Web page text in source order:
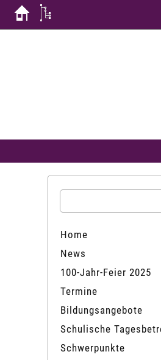
Home
News
100-Jahr-Feier 2025
Termine
Bildungsangebote
Schulische
Schwerpunkte